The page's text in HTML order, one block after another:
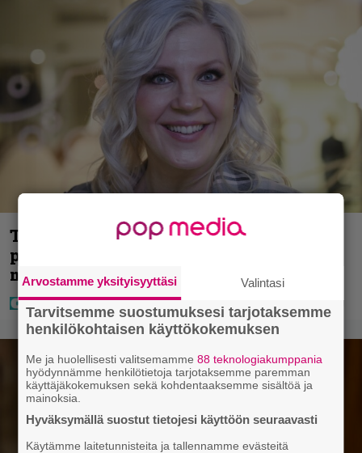
Tältä näyttää Vappu Pimiän
perhelomalla Portugalissa – ”Kaunis
mekko”
Arvostamme yksityisyyttäsi Valintasi
Tarvitsemme suostumuksesi tarjotaksemme
henkilökohtaisen käyttökokemuksen
Me ja huolellisesti valitsemamme88 teknologiakumppania
hyödynnämme henkilötietoja tarjotaksemme paremman
käyttäjäkokemuksen sekä kohdentaaksemme sisältöä ja
mainoksia.
Hyväksymällä suostut tietojesi käyttöön seuraavasti
Käytämme laitetunnisteita ja tallennamme evästeitä